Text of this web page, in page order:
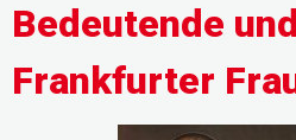
Bedeutende
Frankfurter